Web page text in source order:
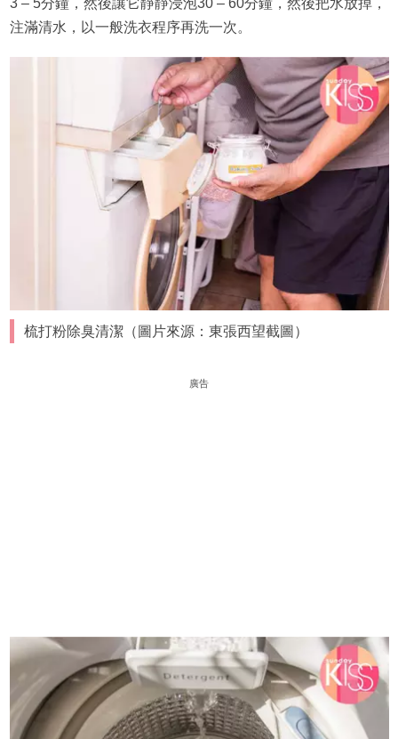
3 – 5分鐘，然後讓它靜靜浸泡30 – 60分鐘，然後把水放掉，
注滿清水，以一般洗衣程序再洗一次。
梳打粉除臭清潔（圖片來源：東張西望截圖）
廣告